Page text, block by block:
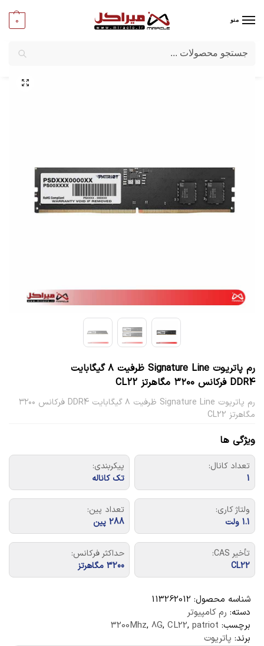
منو 0
میراکل/کامپیوتر/قطعات اصلی
رم پاتریوت Signature Line ظرفیت ۸ گیگابایت
DDR4 فرکانس ۳۲۰۰ مگاهرتز CL22
رم پاتریوت Signature Line ظرفیت ۸ گیگابایت DDR4 فرکانس ۳۲۰۰
مگاهرتز CL22
ویژگی ها
تعداد کانال:
1
پیکربندی:
تک کاناله
ولتاژ کاری:
1.1 ولت
تعداد پین:
288 پین
تأخیر CAS:
CL22
حداکثر فرکانس:
3200 مگاهرتز
شناسه محصول: 113262012
دسته: رم کامپیوتر
برچسب:
3200Mhz, 8G, CL22, patriot
برند: پاتریوت